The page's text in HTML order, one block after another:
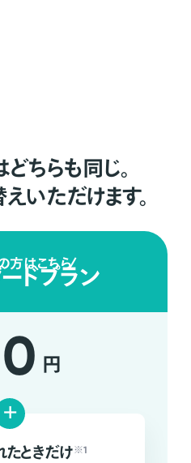
ちらも同じ。
いただけます。
方はこちら
ドプラン
0 円
+
ときだけ ※1